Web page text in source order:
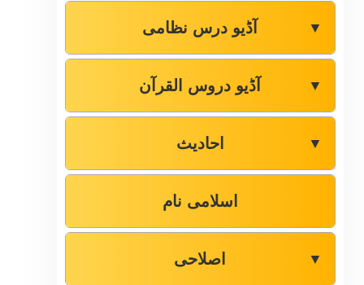
آڈیو درس نظامی ▼
آڈیو دروس القرآن ▼
احادیث ▼
اسلامی نام
اصلاحی ▼